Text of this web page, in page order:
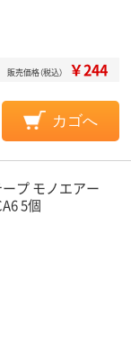
販売価格（税込） ￥244
カゴへ
ープ モノエアー
5個